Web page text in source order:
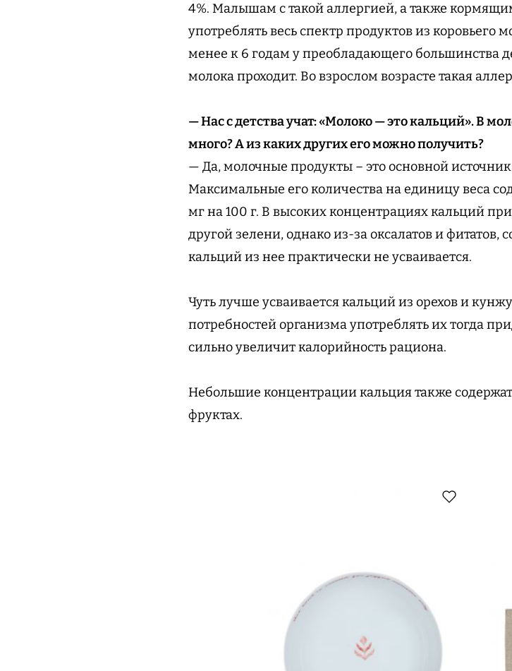
4%. Малышам с такой аллергией, а также
употреблять весь спектр продуктов из коровьего
менее к 6 годам у преобладающего большинства
молока проходит. Во взрослом возрасте такая
— Нас с детства учат: «Молоко — это кальций». В
много? А из каких других его можно получить?
— Да, молочные продукты – это основной
Максимальные его количества на единицу веса
мг на 100 г. В высоких концентрациях кальций
другой зелени, однако из-за оксалатов и
кальций из нее практически не усваивается.
Чуть лучше усваивается кальций из орехов и
потребностей организма употреблять их тогда
сильно увеличит калорийность рациона.
Небольшие концентрации кальция также
фруктах.